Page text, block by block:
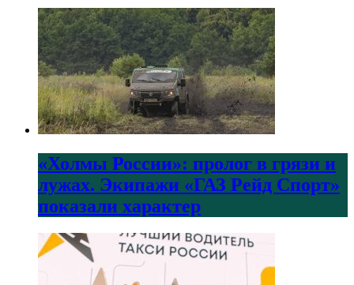
«Холмы России»: пролог в грязи и
лужах. Экипажи «ГАЗ Рейд Спорт»
показали характер